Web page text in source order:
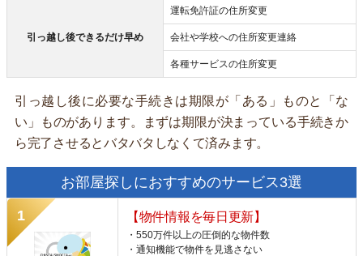
引っ越し後できるだけ早め
運転免許証の住所変更
会社や学校への住所変更連絡
各種サービスの住所変更
引っ越し後に必要な手続きは期限が「ある」ものと「な
い」ものがあります。まずは期限が決まっている手続きか
ら完了させるとバタバタしなくて済みます。
お部屋探しにおすすめのサービス3選
【物件情報を毎日更新】
・550万件以上の圧倒的な物件数
・通知機能で物件を見逃さない